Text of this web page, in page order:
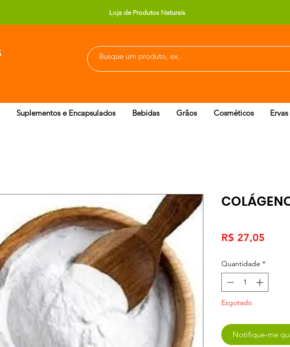
Loja de Produtos Naturais
Suplementos e Encapsulados Bebidas Grãos Cosméticos
R$ 27,05
Quantidade *
Esgotado
Notifique-me